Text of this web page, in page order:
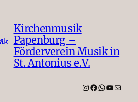
Kirchenmusik
Papenburg –
Förderverein Musik in
St. Antonius e.V.
Instagram
Facebook
WhatsApp
E-Mail